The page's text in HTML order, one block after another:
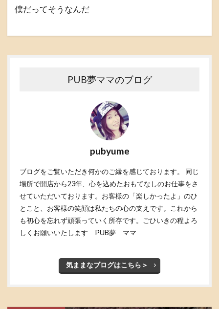
僕だってそうなんだ
PUB夢ママのブログ
pubyume
ブログをご覧いただき何かのご縁を感じております。 同じ
場所で開店から23年、心を込めたおもてなしのお仕事をさ
せていただいております。お客様の「楽しかったよ」のひ
とこと、お客様の笑顔は私たちの心の支えです。これから
も初心を忘れず頑張っていく所存です。ごひいきの程よろ
しくお願いいたします PUB夢 ママ
気ままなブログはこちら＞